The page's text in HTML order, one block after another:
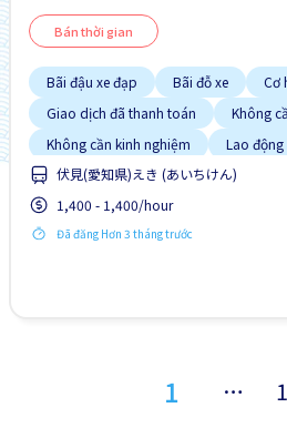
Bán thời gian
Bãi đậu xe đạp Bãi đỗ xe
Cơ
Giao dịch đã thanh toán
Không
Không cần kinh nghiệm
Lao
Nhiều hơn theo thời gian
Tạm ứng
伏見(愛知県)えき (あいちけん)
1,400 - 1,400/hour
Đã đăng Hơn 3 tháng trước
1 …